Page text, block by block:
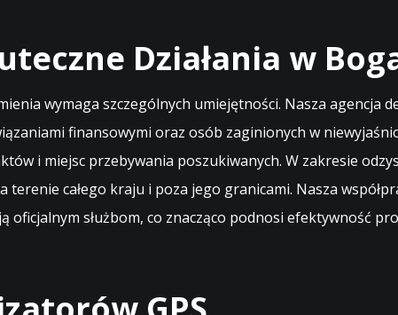
Działania w
wymaga szczególnych umiejętności. Nasza agencja
finansowymi oraz osób zaginionych w
i miejsc przebywania poszukiwanych. W zakresie
całego kraju i poza jego granicami. Nasza
służbom, co znacząco podnosi efektywność